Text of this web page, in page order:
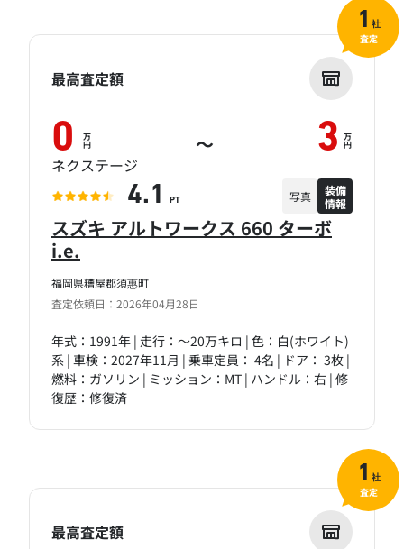
福岡県糟屋郡須惠町
査定依頼日：2026年04月28日
スズキ アルトワークス 660 ターボ
i.e.
年式：1991年 | 走行：～20万キロ | 色：白(ホワイト)
系 | 車検：2027年11月 | 乗車定員： 4名 | ドア： 3枚 |
燃料：ガソリン | ミッション：MT | ハンドル：右 | 修
復歴：修復済
最高査定額
0 万
円 ～ 3 万
円
ネクステージ
4.1 PT 写真
装備
情報
1 社
査定
最高査定額
1 社
査定